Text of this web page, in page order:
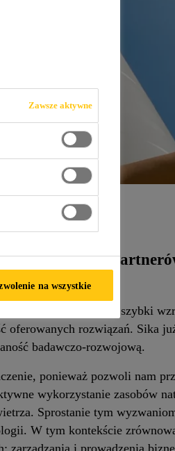
klientów,
surowców i energii, szybki
oferowanych rozwiązań. Sika
badawczo-rozwojową.
ponieważ pozwoli nam
wykorzystanie zasobów
Sprostanie tym
W tym kontekście
zarządzania i prowadzenia
Zawsze aktywne
na wszystkie